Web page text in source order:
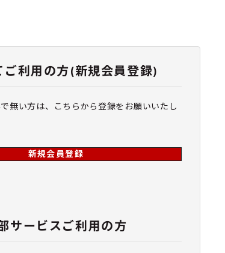
ご利用の方(新規会員登録)
無い方は、こちらから登録をお願いいたし
新規会員登録
サービスご利用の方